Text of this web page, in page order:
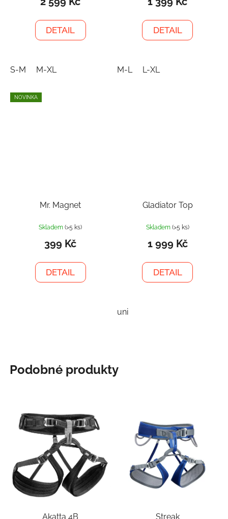
DETAIL
S-M M-XL
DETAIL
M-L L-XL
NOVINKA
Mr. Magnet
Skladem(>5 ks)
399 Kč
DETAIL
Gladiator Top
Skladem (>5 ks)
1 999 Kč
DETAIL
uni
Podobné produkty
Akatta 4B Streak